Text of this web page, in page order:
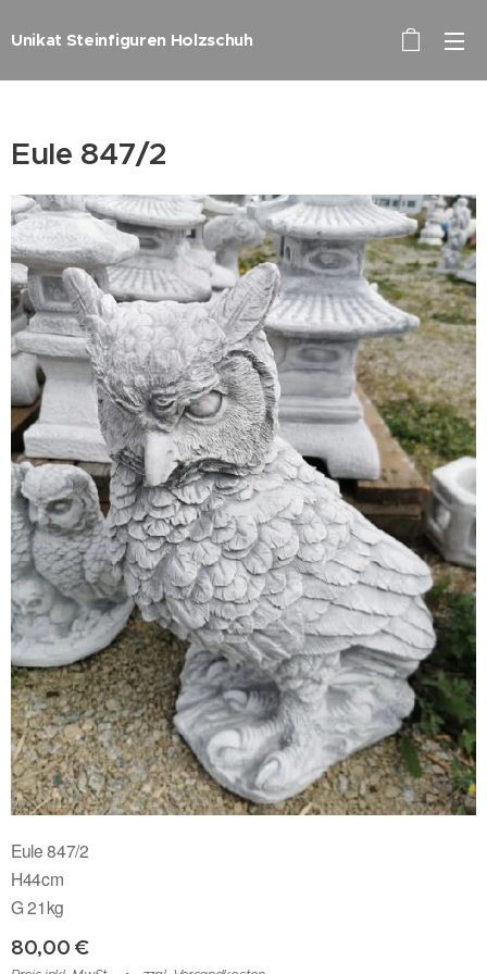
Unikat Steinfiguren Holzschuh
Eule 847/2
Eule 847/2
H44cm
G 21kg
80,00 €